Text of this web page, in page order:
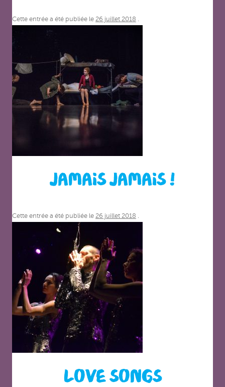
Cette entrée a été publiée le 26 juillet 2018 .
JAMAIS JAMAIS !
Cette entrée a été publiée le 26 juillet 2018 .
LOVE SONGS